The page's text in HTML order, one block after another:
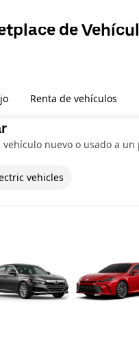
de
Renta de vehículos
vehículo nuevo o usado a
vehicles